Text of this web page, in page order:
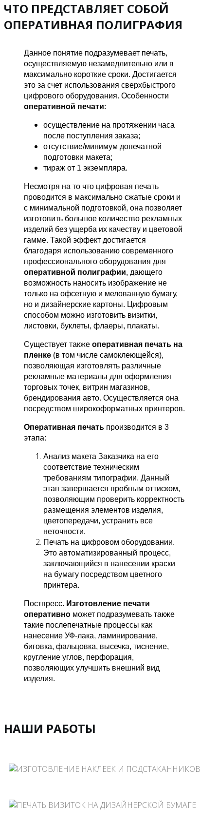
ЧТО ПРЕДСТАВЛЯЕТ СОБОЙ
ОПЕРАТИВНАЯ ПОЛИГРАФИЯ
Данное понятие подразумевает печать,
осуществляемую незамедлительно или в
максимально короткие сроки. Достигается
это за счет использования сверхбыстрого
цифрового оборудования. Особенности
оперативной печати:
осуществление на протяжении часа
после поступления заказа;
отсутствие/минимум допечатной
подготовки макета;
тираж от 1 экземпляра.
Несмотря на то что цифровая печать
проводится в максимально сжатые сроки и
с минимальной подготовкой, она позволяет
изготовить большое количество рекламных
изделий без ущерба их качеству и цветовой
гамме. Такой эффект достигается
благодаря использованию современного
профессионального оборудования для
оперативной полиграфии, дающего
возможность наносить изображение не
только на офсетную и мелованную бумагу,
но и дизайнерские картоны. Цифровым
способом можно изготовить визитки,
листовки, буклеты, флаеры, плакаты.
Существует такжеоперативная печать на
пленке (в том числе самоклеющейся),
позволяющая изготовлять различные
рекламные материалы для оформления
торговых точек, витрин магазинов,
брендирования авто. Осуществляется она
посредством широкоформатных принтеров.
Оперативная печать производится в 3
этапа:
Анализ макета Заказчика на его
соответствие техническим
требованиям типографии. Данный
этап завершается пробным оттиском,
позволяющим проверить корректность
размещения элементов изделия,
цветопередачи, устранить все
неточности.
Печать на цифровом оборудовании.
Это автоматизированный процесс,
заключающийся в нанесении краски
на бумагу посредством цветного
принтера.
Постпресс. Изготовление печати
оперативно может подразумевать также
такие послепечатные процессы как
нанесение УФ-лака, ламинирование,
биговка, фальцовка, высечка, тиснение,
кругление углов, перфорация,
позволяющих улучшить внешний вид
изделия.
НАШИ РАБОТЫ